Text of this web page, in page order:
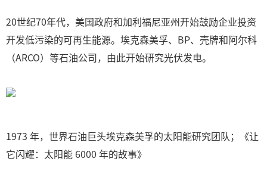
20世纪70年代，美国政府和加利福尼亚州开始鼓励企业投资
开发低污染的可再生能源。埃克森美孚、BP、壳牌和阿尔科
（ARCO）等石油公司，由此开始研究光伏发电。
1973 年，世界石油巨头埃克森美孚的太阳能研究团队；《让
它闪耀：太阳能 6000 年的故事》